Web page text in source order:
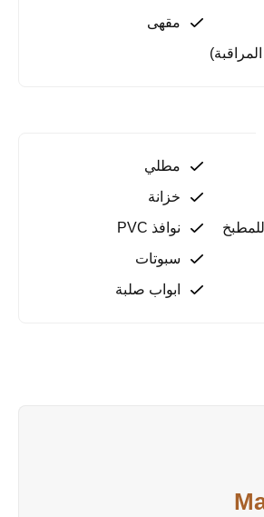
مقهى
مطلي
خزانة
نوافذ PVC
سبوتات
ابواب صلبة